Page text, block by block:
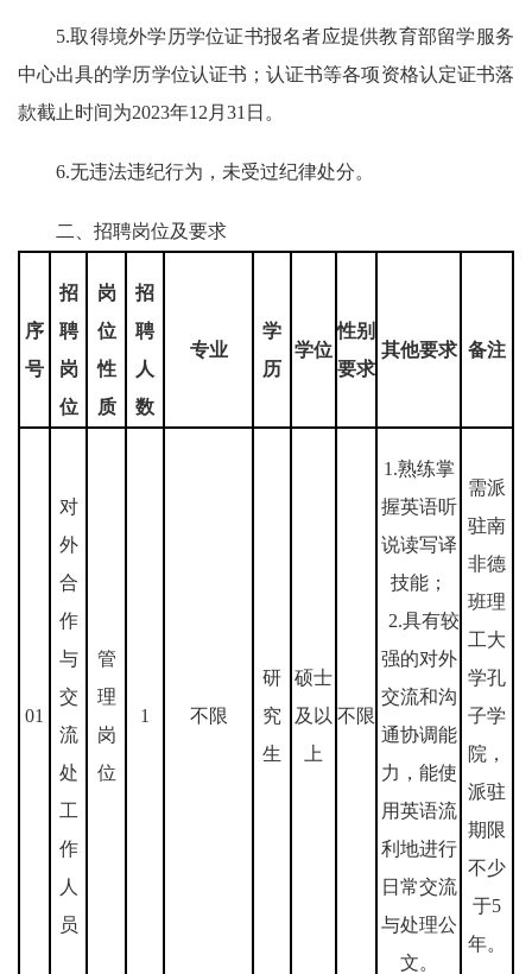
5.取得境外学历学位证书报名者应提供教育部留学服务
中心出具的学历学位认证书；认证书等各项资格认定证书落
款截止时间为2023年12月31日。
6.无违法违纪行为，未受过纪律处分。
二、招聘岗位及要求
序
号
招
聘
岗
位
岗
位
性
质
招
聘
人
数
专业
学
历
学位
性别
要求
其他要求 备注
01
对
外
合
作
与
交
流
处
工
作
人
员
管
理
岗
位
1 不限
研
究
生
硕士
及以
上
不限
1.熟练掌
握英语听
说读写译
技能；
2.具有较
强的对外
交流和沟
通协调能
力，能使
用英语流
利地进行
日常交流
与处理公
文。
需派
驻南
非德
班理
工大
学孔
子学
院，
派驻
期限
不少
于5
年。